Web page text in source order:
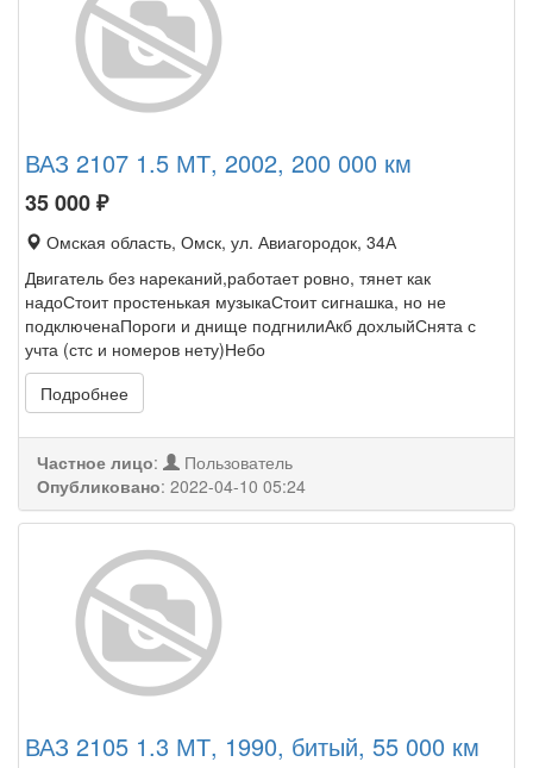
ВАЗ 2107 1.5 МТ, 2002, 200 000 км
35 000₽
Омская область, Омск, ул. Авиагородок, 34А
Двигатель без нареканий,работает ровно, тянет как
надоСтоит простенькая музыкаСтоит сигнашка, но не
подключенаПороги и днище подгнилиАкб дохлыйСнята с
учта (стс и номеров нету)Небо
Подробнее
Частное лицо:
Пользователь
Опубликовано: 2022-04-10 05:24
ВАЗ 2105 1.3 МТ, 1990, битый, 55 000 км